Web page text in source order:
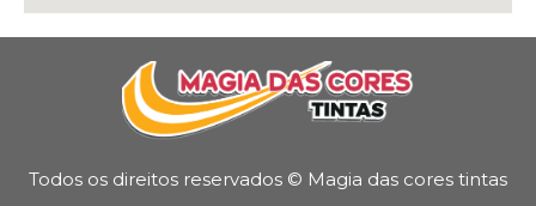
Todos os direitos reservados © Magia das cores tintas